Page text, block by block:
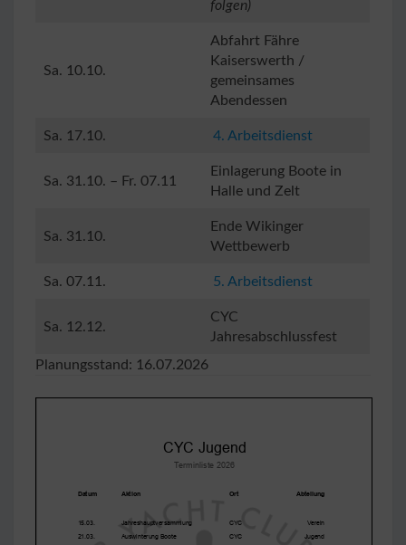
folgen)
Sa. 10.10.
Abfahrt Fähre
Kaiserswerth /
gemeinsames
Abendessen
Sa. 17.10. 4. Arbeitsdienst
Sa. 31.10. – Fr. 07.11
Einlagerung Boote in
Halle und Zelt
Sa. 31.10.
Ende Wikinger
Wettbewerb
Sa. 07.11. 5. Arbeitsdienst
Sa. 12.12.
CYC
Jahresabschlussfest
Planungsstand: 16.07.2026